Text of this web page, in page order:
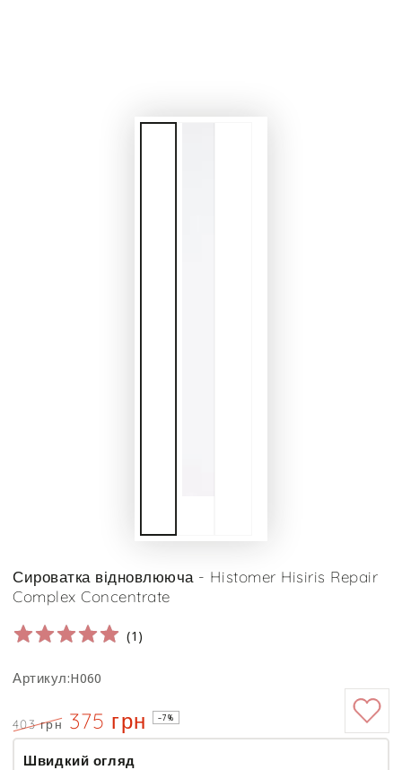
Сироватка відновлююча - Histomer Hisiris Repair
Complex Concentrate
(1 )
Артикул:H060
Ціна
403 грн
Знижка
375 грн –7%
Швидкий огляд